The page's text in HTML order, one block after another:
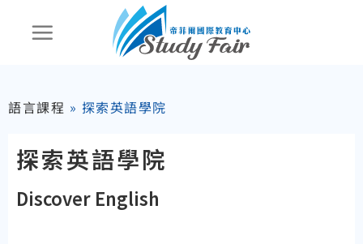
語言課程 » 探索英語學院
探索英語學院
Discover English